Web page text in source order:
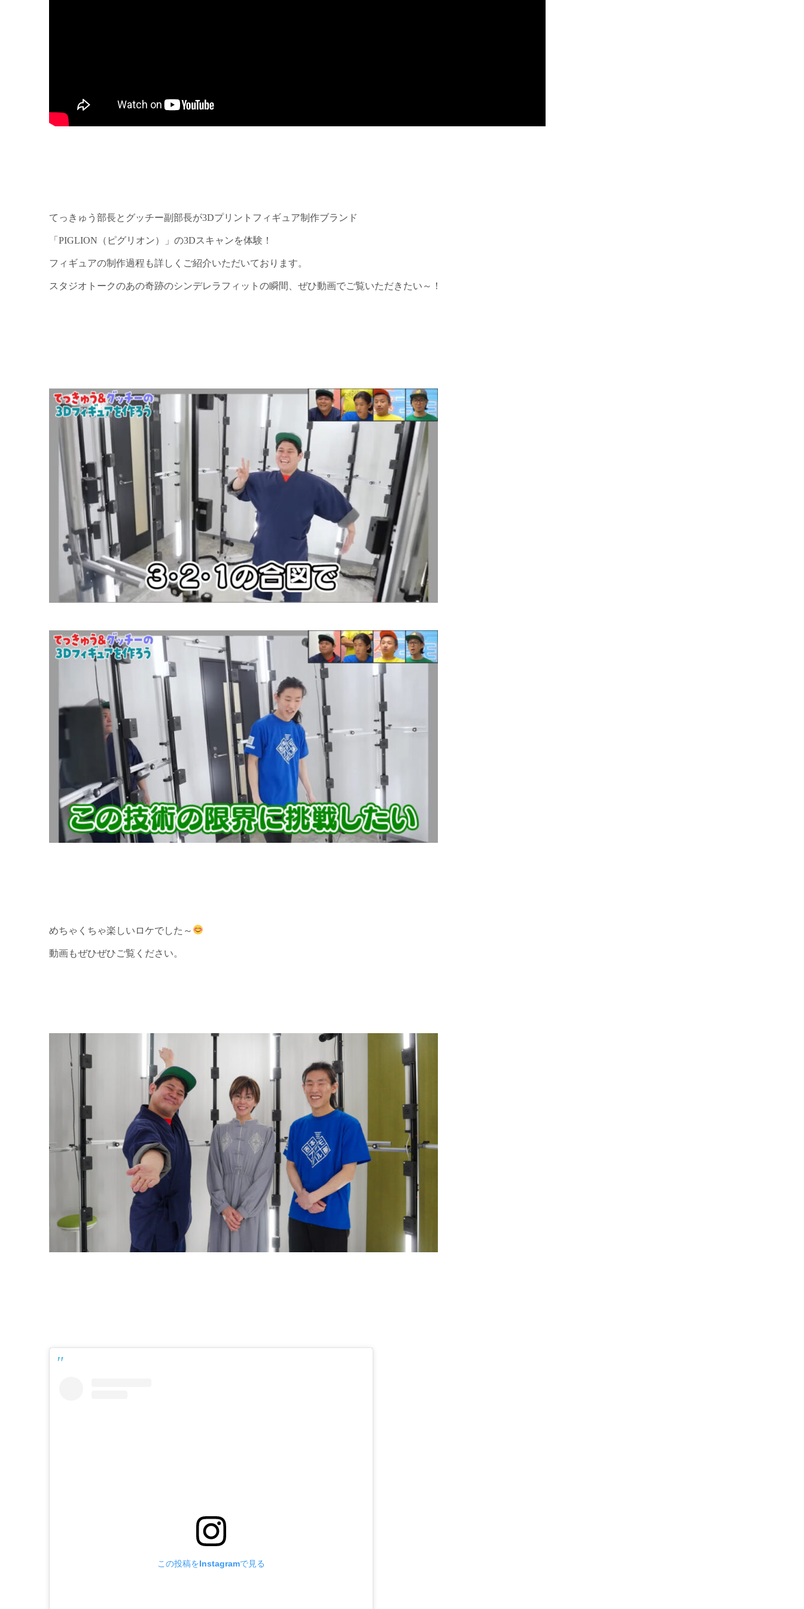
てっきゅう部長とグッチー副部長が3Dプリントフィギュア制作ブランド
「PIGLION（ピグリオン）」の3Dスキャンを体験！
フィギュアの制作過程も詳しくご紹介いただいております。
スタジオトークのあの奇跡のシンデレラフィットの瞬間、ぜひ動画でご覧いただきたい～！
めちゃくちゃ楽しいロケでした～
動画もぜひぜひご覧ください。
この投稿をInstagramで見る